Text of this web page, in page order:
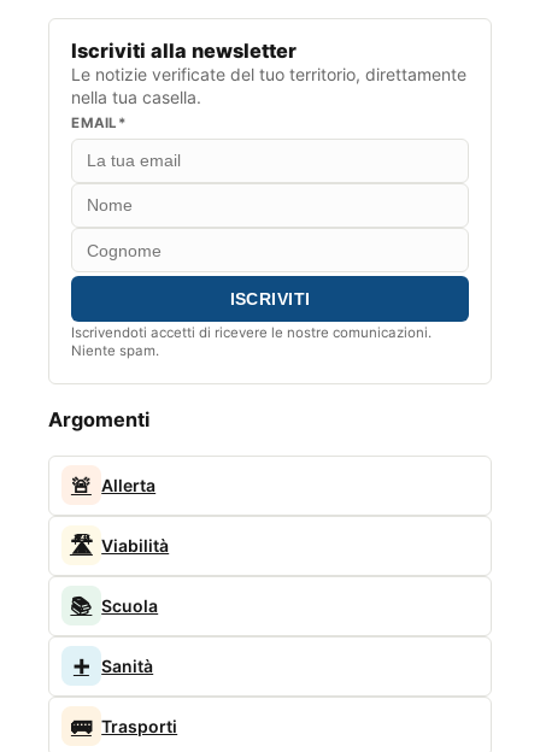
Iscriviti alla newsletter
Le notizie verificate del tuo territorio, direttamente
nella tua casella.
EMAIL*
Iscrivendoti accetti di ricevere le nostre comunicazioni.
Niente spam.
Argomenti
🚨 Allerta
🛣️ Viabilità
📚 Scuola
➕ Sanità
🚌 Trasporti